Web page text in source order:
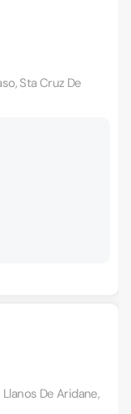
Sta Cruz De
De Aridane,